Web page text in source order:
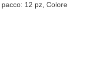
12 pz, Colore